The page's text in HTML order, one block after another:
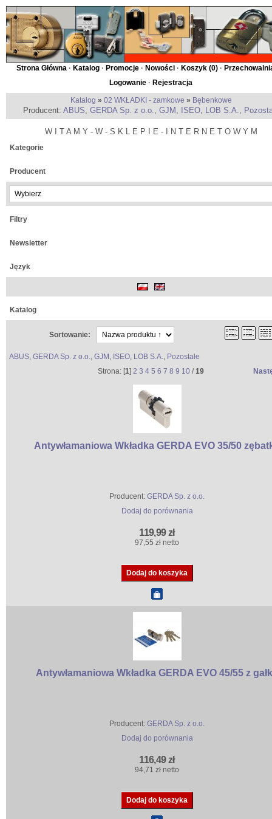
Strona Główna · Katalog · Promocje · Nowości · Koszyk (0) ·
Logowanie · Rejestracja
Katalog » 02 WKŁADKI - zamkowe » Bębenkowe
Producent: ABUS GERDA Sp. z o.o. GJM ISEO, LOB S.A.
W I T A M Y - W - S K L E P I E - I N T E R N E T O W Y M
Kategorie
Producent
Filtry
Newsletter
Język
Katalog
Sortowanie:
ABUS, GERDA Sp. z o.o., GJM, ISEO, LOB S.A., Pozostałe
Strona: [1] 2 3 4 5 6 7 8 9 10 /19
Antywłamaniowa Wkładka GERDA EVO 35/50
Producent: GERDA Sp. z o.o.
Dodaj do porównania
119,99 zł
97,55 zł netto
Antywłamaniowa Wkładka GERDA EVO 45/55 z
Producent: GERDA Sp. z o.o.
Dodaj do porównania
116,49 zł
94,71 zł netto